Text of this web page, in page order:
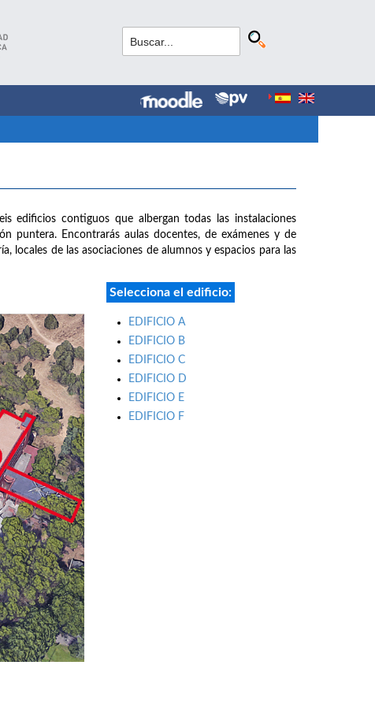
edificios contiguos que albergan todas las instalaciones
puntera. Encontrarás aulas docentes, de exámenes y de
locales de las asociaciones de alumnos y espacios para las
Selecciona el edificio:
EDIFICIO A
EDIFICIO B
EDIFICIO C
EDIFICIO D
EDIFICIO E
EDIFICIO F